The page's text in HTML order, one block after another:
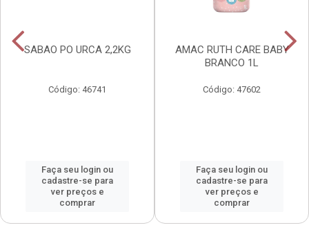
SABAO PO URCA 2,2KG
Código: 46741
Faça seu login ou
cadastre-se para
ver preços e
comprar
AMAC RUTH CARE BABY
BRANCO 1L
Código: 47602
Faça seu login ou
cadastre-se para
ver preços e
comprar